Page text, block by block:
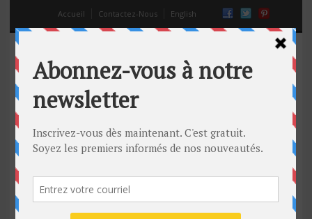
Accueil Contactez-Nous English
auteurs traditionnels turcs